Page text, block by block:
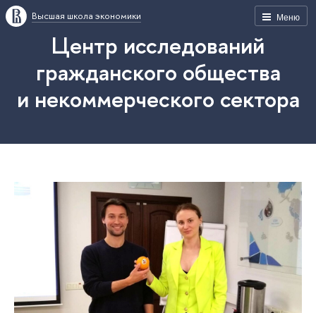
Меню
Высшая школа экономики
Центр исследований
гражданского общества
и некоммерческого сектора